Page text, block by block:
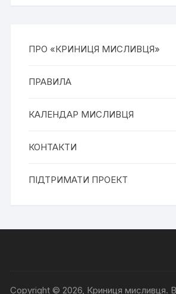
ПРО «КРИНИЦЯ МИСЛИВЦЯ»
ПРАВИЛА
КАЛЕНДАР МИСЛИВЦЯ
КОНТАКТИ
ПІДТРИМАТИ ПРОЕКТ
Copyright © 2026, Криниця мисливця.